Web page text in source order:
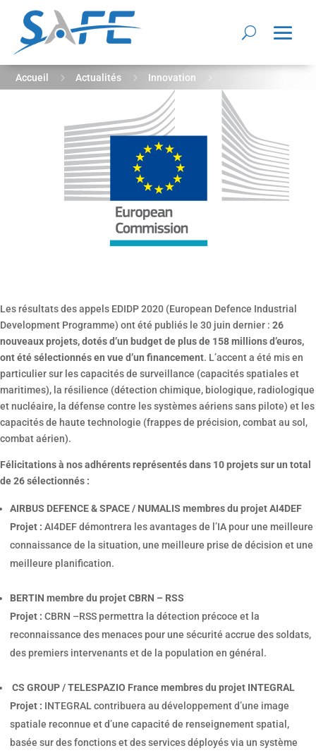
Accueil 5 Actualités 5 Innovation
Résultats des appels EDIDP 2020
Les résultats des appels EDIDP 2020 (European Defence Industrial
Development Programme) ont été publiés le 30 juin dernier : 26
nouveaux projets, dotés d’un budget de plus de 158 millions d’euros,
ont été sélectionnés en vue d’un financement. L’accent a été mis en
particulier sur les capacités de surveillance (capacités spatiales et
maritimes), la résilience (détection chimique, biologique, radiologique
et nucléaire, la défense contre les systèmes aériens sans pilote) et les
capacités de haute technologie (frappes de précision, combat au sol,
combat aérien).
Félicitations à nos adhérents représentés dans 10 projets sur un total
de 26 sélectionnés :
AIRBUS DEFENCE & SPACE / NUMALIS membres du projet AI4DEF
Projet : AI4DEF démontrera les avantages de l’IA pour une meilleure
connaissance de la situation, une meilleure prise de décision et une
meilleure planification.
BERTIN membre du projet CBRN – RSS
Projet : CBRN –RSS permettra la détection précoce et la
reconnaissance des menaces pour une sécurité accrue des soldats,
des premiers intervenants et de la population en général.
CS GROUP / TELESPAZIO France membres du projet INTEGRAL
Projet : INTEGRAL contribuera au développement d’une image
spatiale reconnue et d’une capacité de renseignement spatial,
basée sur des fonctions et des services déployés via un système